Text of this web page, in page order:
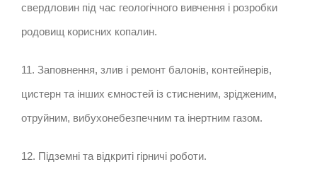
свердловин під час геологічного вивчення і розробки
родовищ корисних копалин.
11. Заповнення, злив і ремонт балонів, контейнерів,
цистерн та інших ємностей із стисненим, зрідженим,
отруйним, вибухонебезпечним та інертним газом.
12. Підземні та відкриті гірничі роботи.